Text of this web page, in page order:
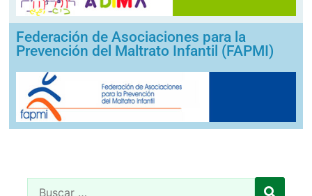
Federación de Asociaciones para la
Prevención del Maltrato Infantil (FAPMI)